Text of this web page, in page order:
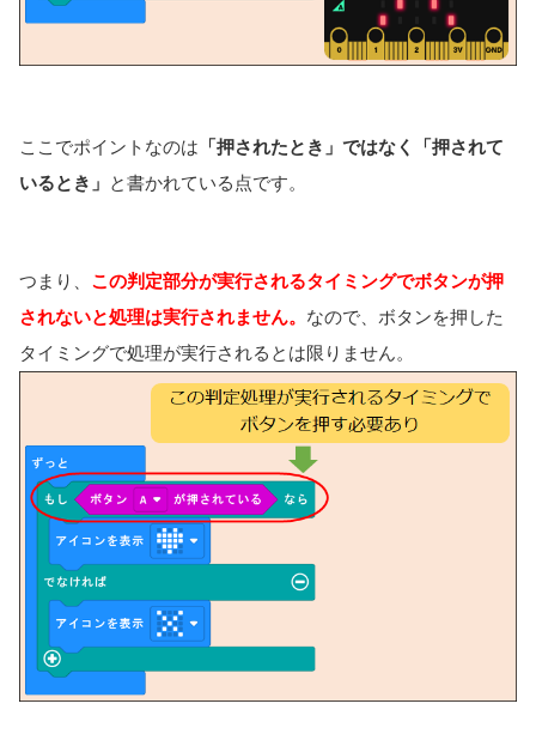
ここでポイントなのは 「押されたとき」ではなく「押されて
いるとき」 と書かれている点です。
つまり、 この判定部分が実行されるタイミングでボタンが押
されないと処理は実行されません。 なので、ボタンを押した
タイミングで処理が実行されるとは限りません。